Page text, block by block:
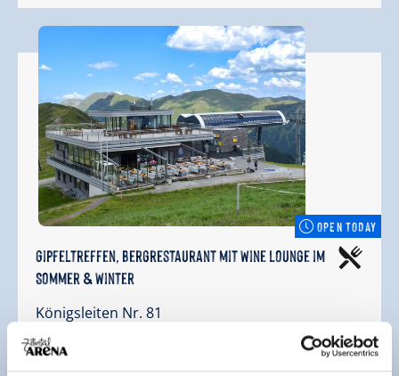
OPEN TODAY
Gipfeltreffen, Bergrestaurant mit Wine Lounge im
Sommer & Winter
Königsleiten Nr. 81
5742 Wald/Koenigsleiten